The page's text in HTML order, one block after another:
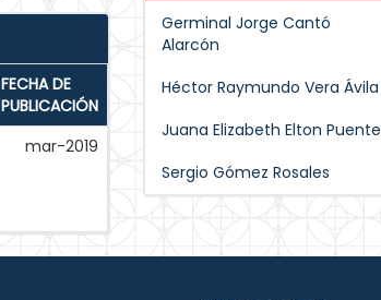
FECHA DE
PUBLICACIÓN
mar-2019
Germinal Jorge Cantó
Alarcón
Héctor Raymundo Vera Ávila
Juana Elizabeth Elton Puente
Sergio Gómez Rosales